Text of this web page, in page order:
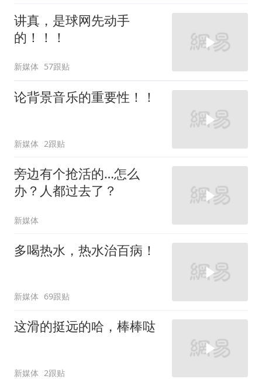
讲真，是球网先动手
的！！！
新媒体 57跟贴
论背景音乐的重要性！！
新媒体 2跟贴
旁边有个抢活的…怎么
办？人都过去了？
新媒体
多喝热水，热水治百病！
新媒体 69跟贴
这滑的挺远的哈，棒棒哒
新媒体 2跟贴